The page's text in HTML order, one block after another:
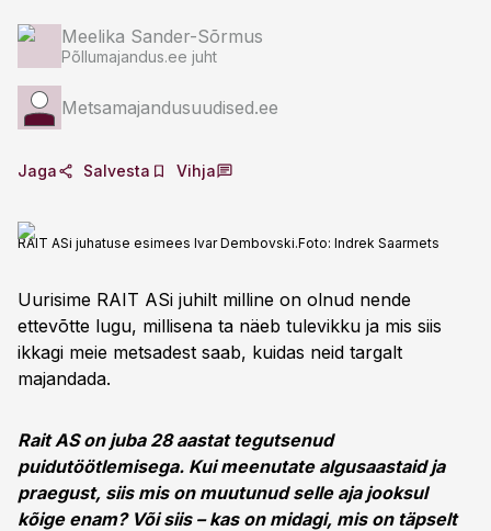
Meelika Sander-Sõrmus
Põllumajandus.ee juht
Metsamajandusuudised.ee
Jaga Salvesta Vihja
RAIT ASi juhatuse esimees Ivar Dembovski.Foto: Indrek Saarmets
Uurisime RAIT ASi juhilt milline on olnud nende
ettevõtte lugu, millisena ta näeb tulevikku ja mis siis
ikkagi meie metsadest saab, kuidas neid targalt
majandada.
Rait AS on juba 28 aastat tegutsenud
puidutöötlemisega. Kui meenutate algusaastaid ja
praegust, siis mis on muutunud selle aja jooksul
kõige enam? Või siis – kas on midagi, mis on täpselt